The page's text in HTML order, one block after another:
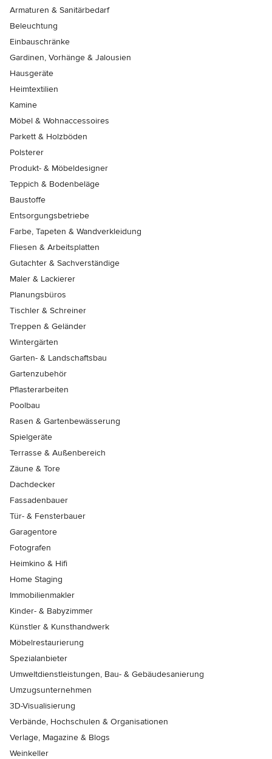
Armaturen & Sanitärbedarf
Beleuchtung
Einbauschränke
Gardinen, Vorhänge & Jalousien
Hausgeräte
Heimtextilien
Kamine
Möbel & Wohnaccessoires
Parkett & Holzböden
Polsterer
Produkt- & Möbeldesigner
Teppich & Bodenbeläge
Baustoffe
Entsorgungsbetriebe
Farbe, Tapeten & Wandverkleidung
Fliesen & Arbeitsplatten
Gutachter & Sachverständige
Maler & Lackierer
Planungsbüros
Tischler & Schreiner
Treppen & Geländer
Wintergärten
Garten- & Landschaftsbau
Gartenzubehör
Pflasterarbeiten
Poolbau
Rasen & Gartenbewässerung
Spielgeräte
Terrasse & Außenbereich
Zäune & Tore
Dachdecker
Fassadenbauer
Tür- & Fensterbauer
Garagentore
Fotografen
Heimkino & Hifi
Home Staging
Immobilienmakler
Kinder- & Babyzimmer
Künstler & Kunsthandwerk
Möbelrestaurierung
Spezialanbieter
Umweltdienstleistungen, Bau- & Gebäudesanierung
Umzugsunternehmen
3D-Visualisierung
Verbände, Hochschulen & Organisationen
Verlage, Magazine & Blogs
Weinkeller